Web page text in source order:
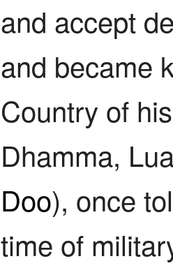
and accept
and became
Country of
Dhamma,
Doo), once
time of